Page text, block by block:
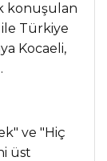
konuşulan
ile Türkiye
Kocaeli,
ve "Hiç
üst